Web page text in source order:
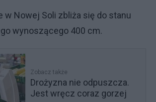
w Nowej Soli zbliża się do stanu
wynoszącego 400 cm.
Zobacz także
Drożyzna nie odpuszcza.
Jest wręcz coraz gorzej